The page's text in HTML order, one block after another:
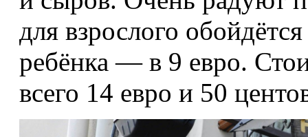
для взрослого
ребёнка — в 9 евро.
всего 14 евро и 50